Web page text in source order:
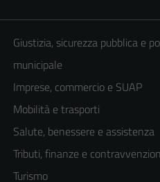
Giustizia, sicurezza pubblica e
municipale
Imprese, commercio e SUAP
Mobilità e trasporti
Salute, benessere e assistenza
Tributi, finanze e
Turismo